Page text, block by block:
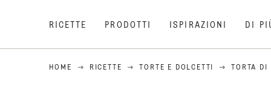
RICETTE PRODOTTI ISPIRAZIONI DI
HOME RICETTE TORTE E DOLCETTI TORTA